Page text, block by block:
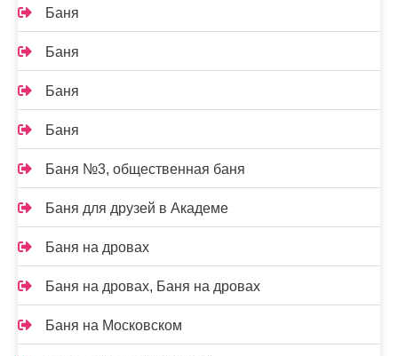
Баня
Баня
Баня
Баня
Баня №3, общественная баня
Баня для друзей в Академе
Баня на дровах
Баня на дровах, Баня на дровах
Баня на Московском